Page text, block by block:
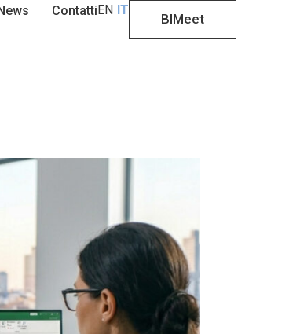
ContattiEN IT
BIMeet